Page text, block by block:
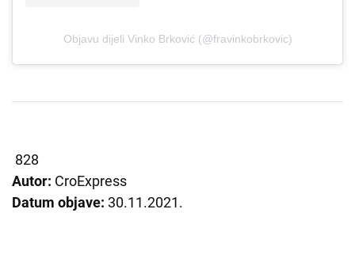
Objavu dijeli Vinko Brković (@fravinkobrkovic)
828
Autor: CroExpress
Datum objave: 30.11.2021.